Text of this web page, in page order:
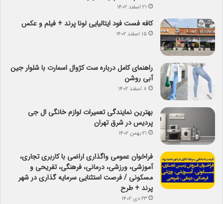
۲۱ اسفند ۱۴۰۲
کافه فست فود ایتالیایی لونا پرند + فیلم و عکس
۱۵ اسفند ۱۴۰۲
راهنمای کامل درباره ست کژوال اسمارت با شلوار جین
آبی روشن
۸ اسفند ۱۴۰۲
بهترین نمایندگی تعمیرات لوازم خانگی ال جی
پردیس در شرق تهران
۲۱ بهمن ۱۴۰۲
فراخوان عمومی واگذاری اراضی با کاربری تجاری،
آموزشی، ورزشی، درمانی، فرهنگی، تفریحی و
مسکونی / فرصت استثنایی سرمایه گذاری در شهر
پرند + طرح
۲۳ دی ۱۴۰۲